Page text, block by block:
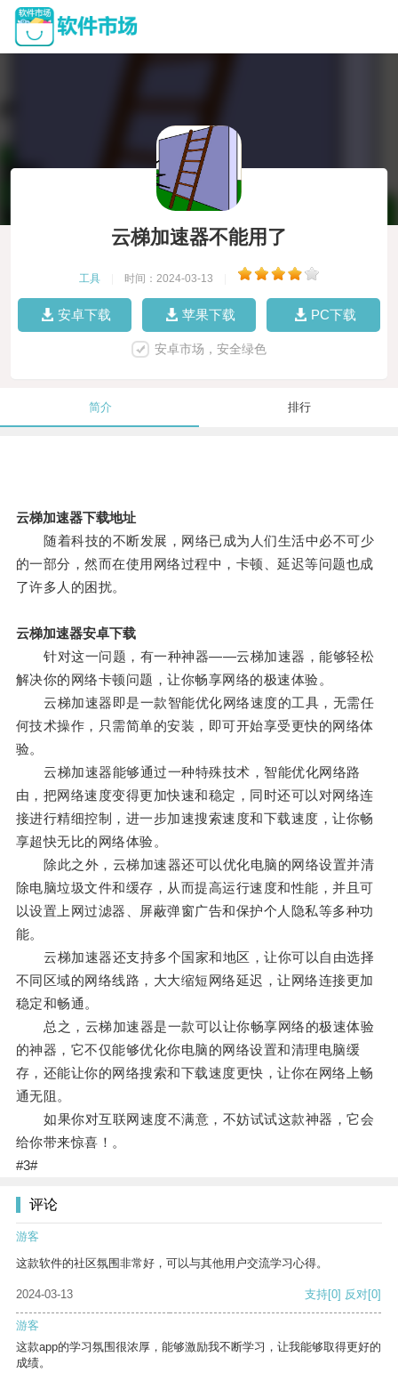
云梯加速器不能用了
工具 时间：2024-03-13
安卓下载 苹果下载 PC下载
安卓市场，安全绿色
简介 排行
云梯加速器下载地址
随着科技的不断发展，网络已成为人们生活中必不可少
的一部分，然而在使用网络过程中，卡顿、延迟等问题也成
了许多人的困扰。
云梯加速器安卓下载
针对这一问题，有一种神器——云梯加速器，能够轻松
解决你的网络卡顿问题，让你畅享网络的极速体验。
云梯加速器即是一款智能优化网络速度的工具，无需任
何技术操作，只需简单的安装，即可开始享受更快的网络体
验。
云梯加速器能够通过一种特殊技术，智能优化网络路
由，把网络速度变得更加快速和稳定，同时还可以对网络连
接进行精细控制，进一步加速搜索速度和下载速度，让你畅
享超快无比的网络体验。
除此之外，云梯加速器还可以优化电脑的网络设置并清
除电脑垃圾文件和缓存，从而提高运行速度和性能，并且可
以设置上网过滤器、屏蔽弹窗广告和保护个人隐私等多种功
能。
云梯加速器还支持多个国家和地区，让你可以自由选择
不同区域的网络线路，大大缩短网络延迟，让网络连接更加
稳定和畅通。
总之，云梯加速器是一款可以让你畅享网络的极速体验
的神器，它不仅能够优化你电脑的网络设置和清理电脑缓
存，还能让你的网络搜索和下载速度更快，让你在网络上畅
通无阻。
如果你对互联网速度不满意，不妨试试这款神器，它会
给你带来惊喜！。
#3#
评论
游客
这款软件的社区氛围非常好，可以与其他用户交流学习心得。
2024-03-13 支持[0] 反对[0]
游客
这款app的学习氛围很浓厚，能够激励我不断学习，让我能够取得更好的
成绩。